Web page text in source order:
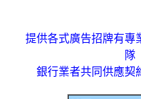
提供各式廣告招牌有專
隊
銀行業者共同供應契